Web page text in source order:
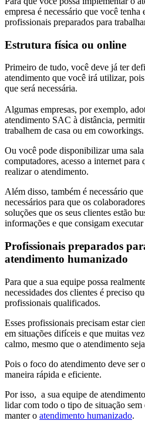
empresa é necessário que você
profissionais preparados para
Estrutura física ou online
Primeiro de tudo, você deve já ter
atendimento que você irá utilizar,
que será necessária.
Algumas empresas, por exemplo,
atendimento SAC à distância,
trabalhem de casa ou em coworkings.
Ou você pode disponibilizar uma
computadores, acesso a internet para
realizar o atendimento.
Além disso, também é necessário
necessários para que os
soluções que os seus clientes estão
informações e que consigam
Profissionais preparados
atendimento humanizado
Para que a sua equipe possa
necessidades dos clientes é preciso
profissionais qualificados.
Esses profissionais precisam estar
em situações difíceis e que muitas
calmo, mesmo que o atendimento
Pois o foco do atendimento deve ser
maneira rápida e eficiente.
Por isso, a sua equipe de
lidar com todo o tipo de situação sem
manter o atendimento humanizado.